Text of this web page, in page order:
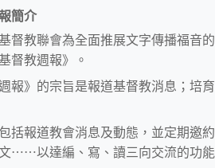
簡介
督教聯會為全面推展文字傳播福音
督教週報》。
週報》的宗旨是報道基督教消息；培
括報道教會消息及動態，並定期邀
⋯⋯以達編、寫、讀三向交流的功能